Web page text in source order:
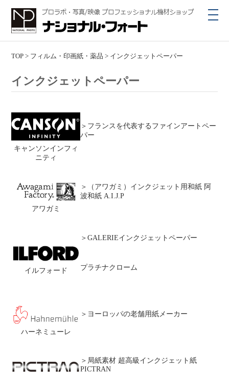
TOP > フィルム・印画紙・薬品 > インクジェットペーパー
インクジェットペーパー
キャンソンインフィ
ニティ
＞フランスを代表するファインアートペー
パー
アワガミ
＞
（アワガミ）インクジェット用和紙 阿
波和紙 A.I.J.P
イルフォード
＞GALERIEインクジェットペーパー
プラチナクローム
ハーネミューレ
＞ヨーロッパの老舗用紙メーカー
＞局紙素材 超高級インクジェット紙
PICTRAN